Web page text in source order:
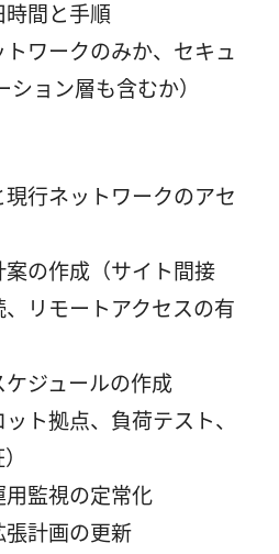
時間と手順
ワークのみか、セキュ
ション層も含むか）
行ネットワークのアセ
の作成（サイト間接
リモートアクセスの有
ジュールの作成
ト拠点、負荷テスト、
監視の定常化
計画の更新